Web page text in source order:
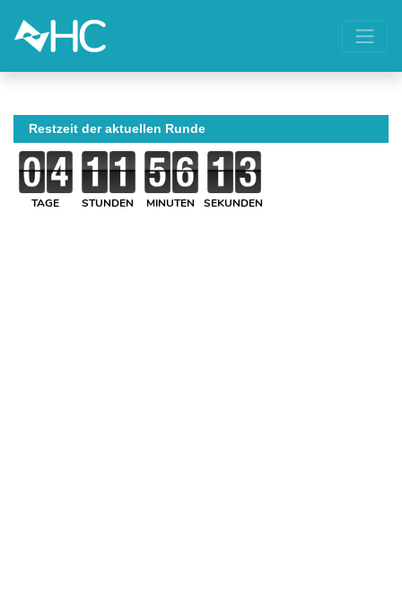
Restzeit der aktuellen Runde
TAGE STUNDEN MINUTEN SEKUNDEN